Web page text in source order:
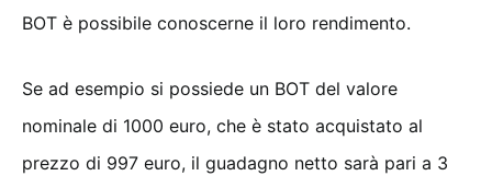
BOT è possibile conoscerne il loro rendimento.
Se ad esempio si possiede un BOT del valore
nominale di 1000 euro, che è stato acquistato al
prezzo di 997 euro, il guadagno netto sarà pari a 3